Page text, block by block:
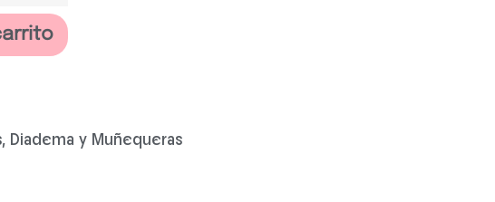
, Diadema y Muñequeras